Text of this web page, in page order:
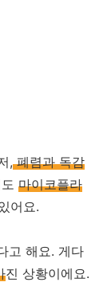
,폐렴과 독감
마이코플라
어요.
고 해요. 게다
진 상황이에요.